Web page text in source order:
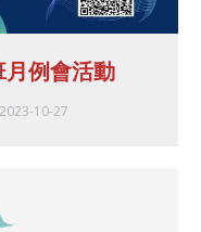
月例會活動
2023-10-27